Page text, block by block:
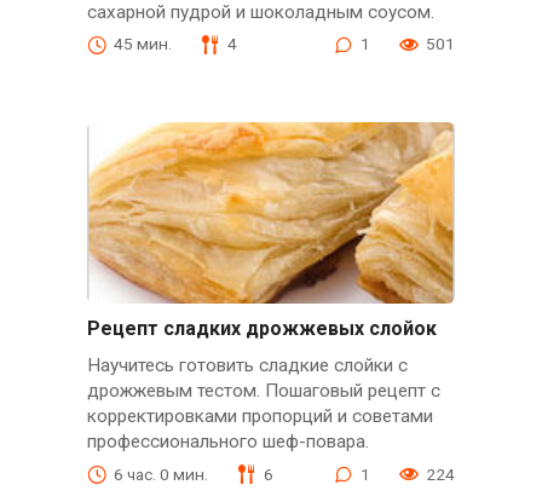
сахарной пудрой и шоколадным соусом.
45 мин. 4 1 501
Рецепт сладких дрожжевых слойок
Научитесь готовить сладкие слойки с
дрожжевым тестом. Пошаговый рецепт с
корректировками пропорций и советами
профессионального шеф-повара.
6 час. 0 мин. 6 1 224